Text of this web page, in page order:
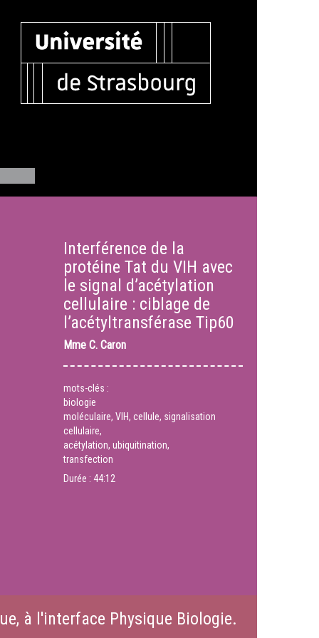
Interférence de la
protéine Tat du VIH avec
le signal d’acétylation
cellulaire : ciblage de
l’acétyltransférase Tip60
Mme C. Caron
mots-clés :
biologie
moléculaire, VIH, cellule, signalisation
cellulaire,
acétylation, ubiquitination,
transfection
Durée : 44:12
à l'interface Physique Biologie.